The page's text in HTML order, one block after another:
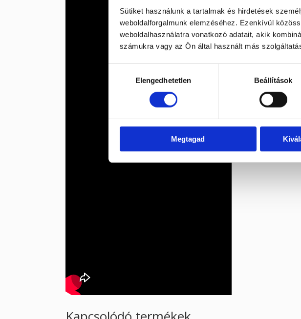
Sütiket használunk a tartalmak és hirdetések
weboldalforgalmunk elemzéséhez. Ezenkívül
weboldalhasználatra vonatkozó adatait, akik
számukra vagy az Ön által használt más
kiválasztásaElengedhetetlen Beállítások
Megtagad